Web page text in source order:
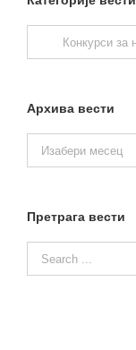
Архива вести
вести
Претрага вести